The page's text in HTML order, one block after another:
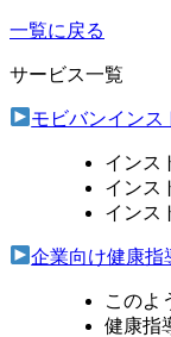
一覧に戻る
サービス一覧
モビバンインス
インス
インス
インス
企業向け健康指
このよ
健康指